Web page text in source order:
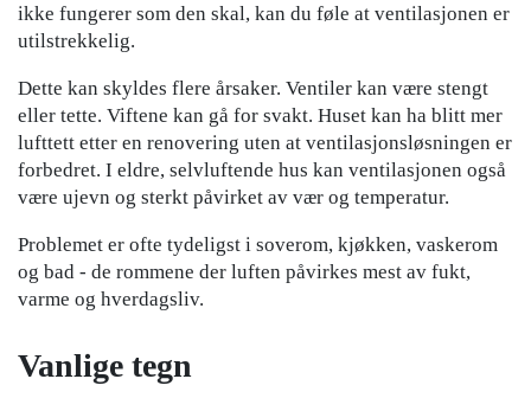
ikke fungerer som den skal, kan du føle at ventilasjonen er
utilstrekkelig.
Dette kan skyldes flere årsaker. Ventiler kan være stengt
eller tette. Viftene kan gå for svakt. Huset kan ha blitt mer
lufttett etter en renovering uten at ventilasjonsløsningen er
forbedret. I eldre, selvluftende hus kan ventilasjonen også
være ujevn og sterkt påvirket av vær og temperatur.
Problemet er ofte tydeligst i soverom, kjøkken, vaskerom
og bad - de rommene der luften påvirkes mest av fukt,
varme og hverdagsliv.
Vanlige tegn